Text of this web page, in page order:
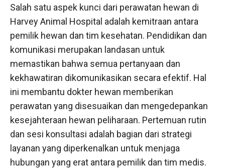
Salah satu aspek kunci dari perawatan hewan di
Harvey Animal Hospital adalah kemitraan antara
pemilik hewan dan tim kesehatan. Pendidikan dan
komunikasi merupakan landasan untuk
memastikan bahwa semua pertanyaan dan
kekhawatiran dikomunikasikan secara efektif. Hal
ini membantu dokter hewan memberikan
perawatan yang disesuaikan dan mengedepankan
kesejahteraan hewan peliharaan. Pertemuan rutin
dan sesi konsultasi adalah bagian dari strategi
layanan yang diperkenalkan untuk menjaga
hubungan yang erat antara pemilik dan tim medis.